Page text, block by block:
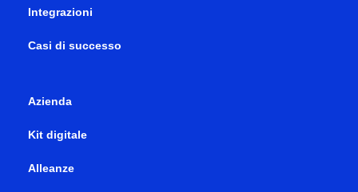
Integrazioni
Casi di successo
Azienda
Kit digitale
Alleanze